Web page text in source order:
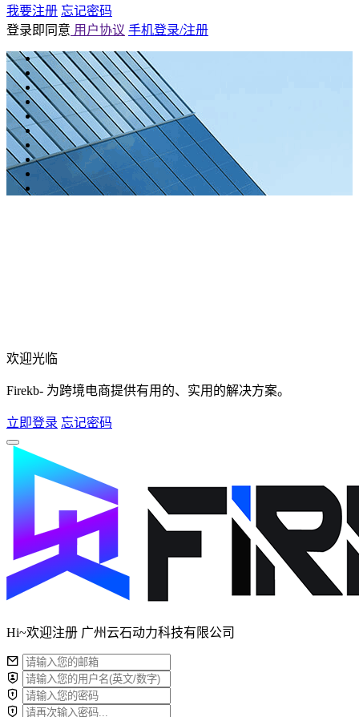
我要注册 忘记密码
登录即同意 用户协议 手机登录/注册
欢迎光临
Firekb- 为跨境电商提供有用的、实用的解决方案。
立即登录 忘记密码
Hi~欢迎注册 广州云石动力科技有限公司